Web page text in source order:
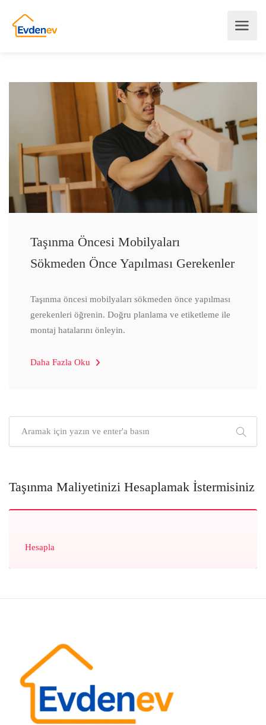
Taşınma Öncesi Mobilyaları
Sökmeden Önce Yapılması Gerekenler
Taşınma öncesi mobilyaları sökmeden önce yapılması
gerekenleri öğrenin. Doğru planlama ve etiketleme ile
montaj hatalarını önleyin.
Daha Fazla Oku
Taşınma Maliyetinizi Hesaplamak İstermisiniz
Hesapla